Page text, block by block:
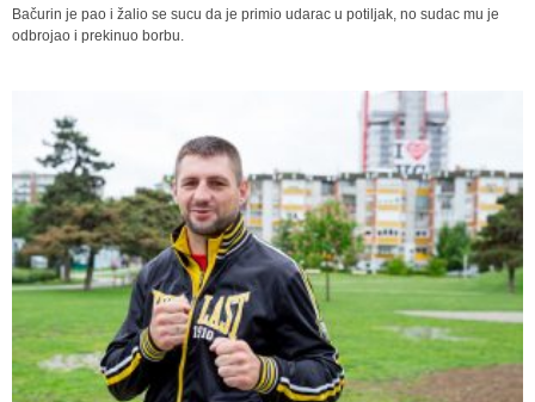
Bačurin je pao i žalio se sucu da je primio udarac u potiljak, no sudac mu je
odbrojao i prekinuo borbu.